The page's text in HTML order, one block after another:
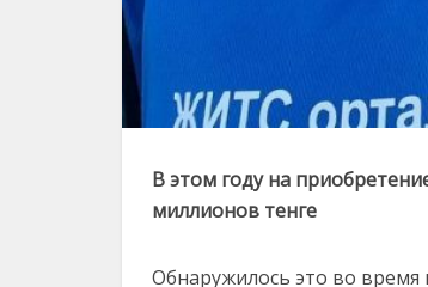
В этом году на
миллионов тенге
Обнаружилось это во время